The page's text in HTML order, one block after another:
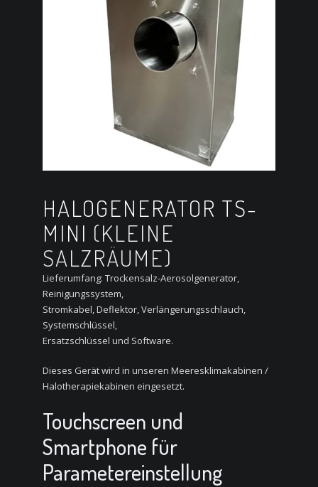
HALOGENERATOR TS-
MINI (KLEINE
SALZRÄUME)
Lieferumfang: Trockensalz-Aerosolgenerator,
Reinigungssystem,
Stromkabel, Deflektor, Verlängerungsschlauch,
Systemschlüssel,
Ersatzschlüssel und Software.
Dieses Gerät wird in unseren Meeresklimakabinen /
Halotherapiekabinen eingesetzt.
Touchscreen und
Smartphone für
Parametereinstellung